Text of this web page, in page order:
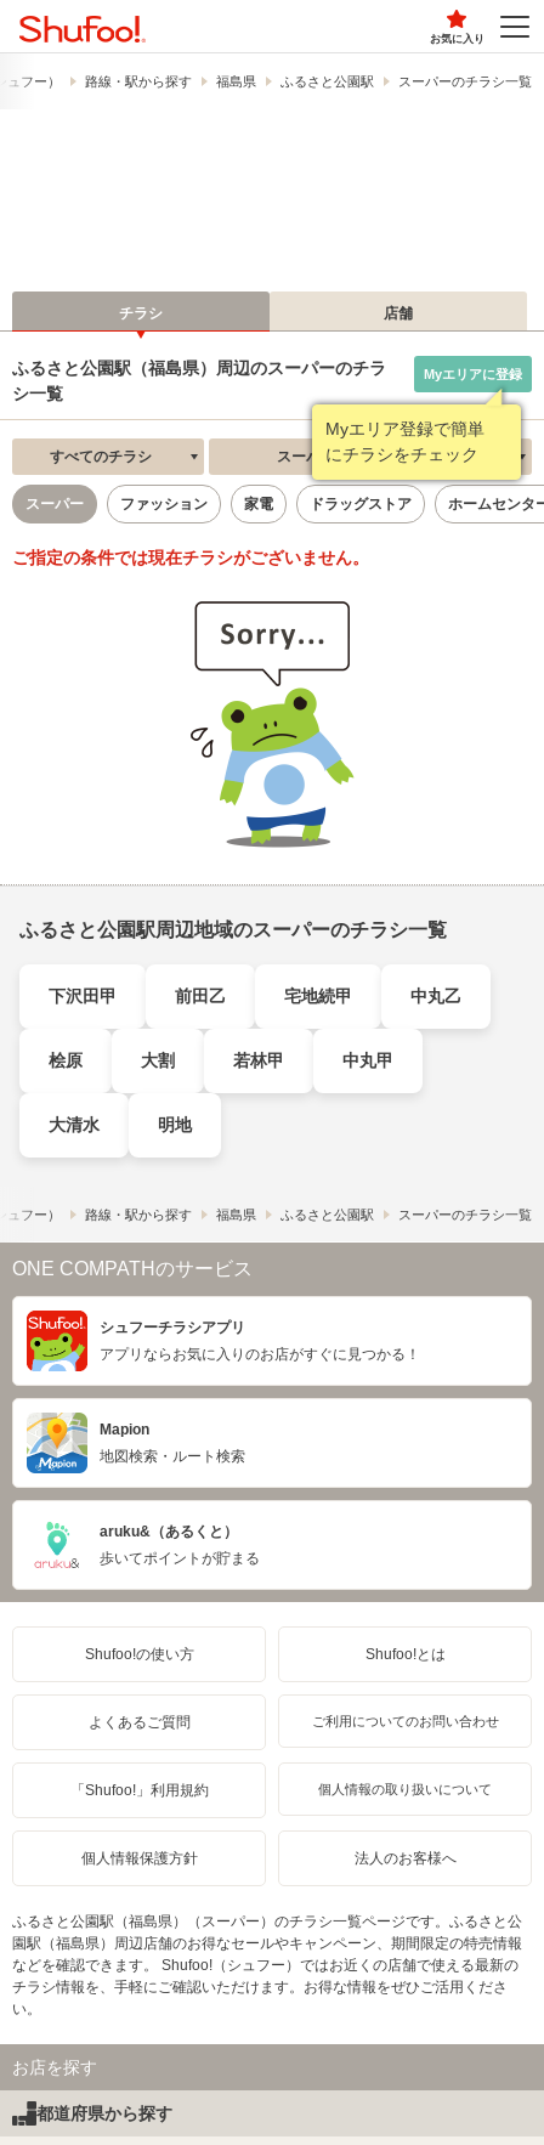
お気に入り
フー） 路線・駅から探す 福島県 ふるさと公園駅 スーパーのチラシ一覧
チラシ 店舗
ふるさと公園駅（福島県）周辺のスーパーのチラ
シ一覧
Myエリア登録で簡単
にチラシをチェック
Myエリアに登録
すべてのチラシ スーパー 新着順
スーパー ファッション 家電 ドラッグストア ホームセンタ
ご指定の条件では現在チラシがございません。
ふるさと公園駅周辺地域のスーパーのチラシ一覧
下沢田甲 前田乙 宅地続甲 中丸乙
桧原 大割 若林甲 中丸甲
大清水 明地
フー） 路線・駅から探す 福島県 ふるさと公園駅 スーパーのチラシ一覧
ONE COMPATHのサービス
シュフーチラシアプリ
アプリならお気に入りのお店がすぐに見つかる！
Mapion
地図検索・ルート検索
aruku&（あるくと）
歩いてポイントが貯まる
Shufoo!の使い方 Shufoo!とは
よくあるご質問 ご利用についてのお問い合わせ
「Shufoo!」利用規約 個人情報の取り扱いについて
個人情報保護方針 法人のお客様へ
ふるさと公園駅（福島県）（スーパー）のチラシ一覧ページです。ふるさと公
園駅（福島県）周辺店舗のお得なセールやキャンペーン、期間限定の特売情報
などを確認できます。 Shufoo!（シュフー）ではお近くの店舗で使える最新の
チラシ情報を、手軽にご確認いただけます。お得な情報をぜひご活用くださ
い。
お店を探す
都道府県から探す